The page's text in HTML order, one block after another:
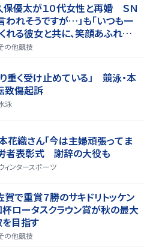
保優太が１０代女性と再婚 ＳＮ
われそうですが…」も「いつも一
れる彼女と共に、笑顔あふれる
たい」
の他競技
重く受け止めている」 競泳・本
致傷起訴
泳
本花織さん「今は主婦頑張ってま
者表彰式 謝辞の大役も
ィンタースポーツ
賀で重賞７勝のサキドリトッケン
ロータスクラウン賞が秋の最大
目指す
の他競技